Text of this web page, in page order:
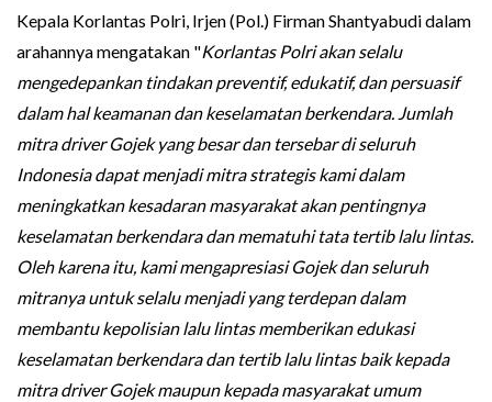
Kepala Korlantas Polri, Irjen (Pol.) Firman Shantyabudi dalam
arahannya mengatakan "Korlantas Polri akan selalu
mengedepankan tindakan preventif, edukatif, dan persuasif
dalam hal keamanan dan keselamatan berkendara. Jumlah
mitra driver Gojek yang besar dan tersebar di seluruh
Indonesia dapat menjadi mitra strategis kami dalam
meningkatkan kesadaran masyarakat akan pentingnya
keselamatan berkendara dan mematuhi tata tertib lalu lintas.
Oleh karena itu, kami mengapresiasi Gojek dan seluruh
mitranya untuk selalu menjadi yang terdepan dalam
membantu kepolisian lalu lintas memberikan edukasi
keselamatan berkendara dan tertib lalu lintas baik kepada
mitra driver Gojek maupun kepada masyarakat umum